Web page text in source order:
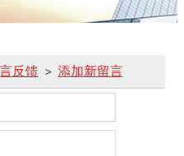
反馈 > 添加新留言